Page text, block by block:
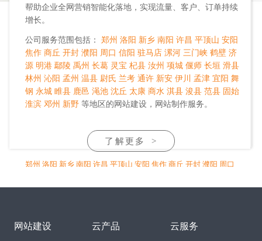
帮助企业全网营销智能化落地，实现流量、客户、订单持续
增长。
公司服务范围包括： 郑州 洛阳 新乡 南阳 许昌 平顶山 安阳
焦作 商丘 开封 濮阳 周口 信阳 驻马店 漯河 三门峡 鹤壁 济
源 明港 鄢陵 禹州 长葛 灵宝 杞县 汝州 项城 偃师 长垣 滑县
林州 沁阳 孟州 温县 尉氏 兰考 通许 新安 伊川 孟津 宜阳 舞
钢 永城 睢县 鹿邑 渑池 沈丘 太康 商水 淇县 浚县 范县 固始
淮滨 邓州 新野 等地区的网站建设，网站制作服务。
了解更多 >
郑州 洛阳 新乡 南阳 许昌 平顶山 安阳 焦作 商丘 开封 濮阳 周口
网站建设 云产品 云服务